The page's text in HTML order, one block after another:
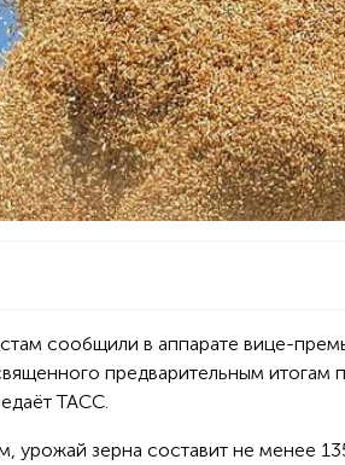
сообщили в аппарате вице-
предварительным итогам
ТАСС.
зерна составит не менее